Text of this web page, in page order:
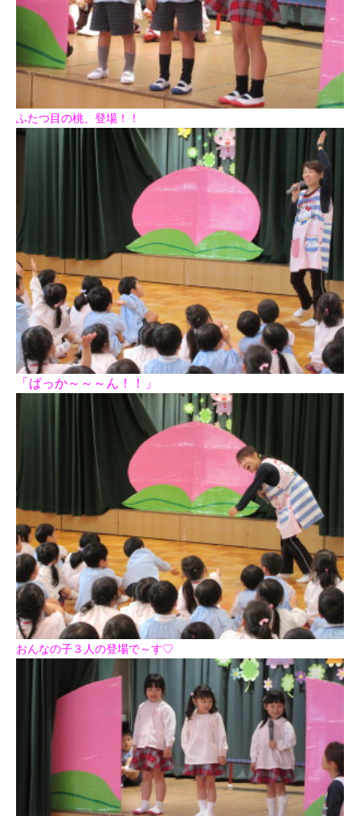
ふたつ目の桃、登場！！
「ぱっか～～～ん！！」
おんなの子３人の登場で～す♡